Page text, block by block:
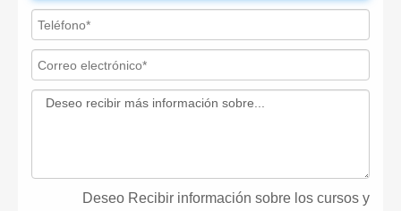
Deseo Recibir información sobre los cursos y